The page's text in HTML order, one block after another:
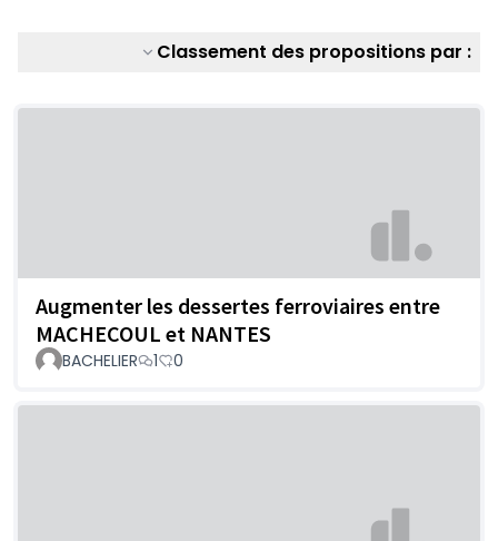
Classement des propositions par :
Augmenter les dessertes ferroviaires entre
MACHECOUL et NANTES
BACHELIER 1 0